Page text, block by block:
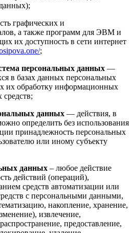
графических и
а также программ для ЭВМ и
их доступность в сети интернет
;
персональных данных —
в базах данных персональных
их обработку информационных
средств;
данных — действия, в
определить без использования
принадлежность персональных
или иному субъекту
данных – любое действие
действий (операций),
средств автоматизации или
с персональными данными,
накопление, хранение,
извлечение,
предоставление,